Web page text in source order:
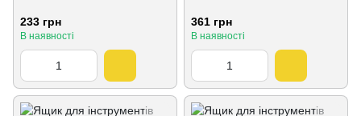
233 грн
В наявності
361 грн
В наявності